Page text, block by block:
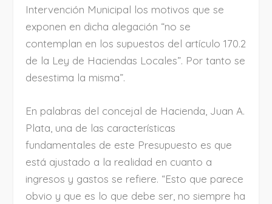
Intervención Municipal los motivos que se
exponen en dicha alegación “no se
contemplan en los supuestos del artículo 170.2
de la Ley de Haciendas Locales”. Por tanto se
desestima la misma”.
En palabras del concejal de Hacienda, Juan A.
Plata, una de las características
fundamentales de este Presupuesto es que
está ajustado a la realidad en cuanto a
ingresos y gastos se refiere. “Esto que parece
obvio y que es lo que debe ser, no siempre ha